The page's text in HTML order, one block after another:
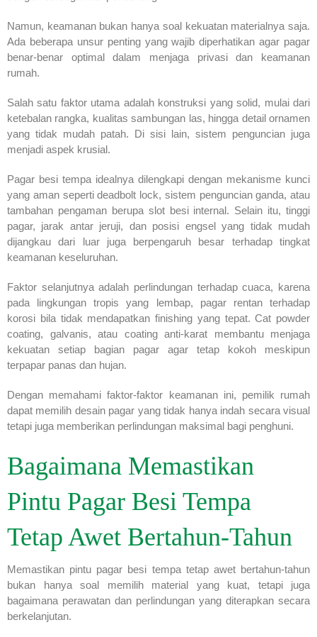
Namun, keamanan bukan hanya soal kekuatan materialnya saja.
Ada beberapa unsur penting yang wajib diperhatikan agar pagar
benar-benar optimal dalam menjaga privasi dan keamanan
rumah.
Salah satu faktor utama adalah konstruksi yang solid, mulai dari
ketebalan rangka, kualitas sambungan las, hingga detail ornamen
yang tidak mudah patah. Di sisi lain, sistem penguncian juga
menjadi aspek krusial.
Pagar besi tempa idealnya dilengkapi dengan mekanisme kunci
yang aman seperti deadbolt lock, sistem penguncian ganda, atau
tambahan pengaman berupa slot besi internal. Selain itu, tinggi
pagar, jarak antar jeruji, dan posisi engsel yang tidak mudah
dijangkau dari luar juga berpengaruh besar terhadap tingkat
keamanan keseluruhan.
Faktor selanjutnya adalah perlindungan terhadap cuaca, karena
pada lingkungan tropis yang lembap, pagar rentan terhadap
korosi bila tidak mendapatkan finishing yang tepat. Cat powder
coating, galvanis, atau coating anti-karat membantu menjaga
kekuatan setiap bagian pagar agar tetap kokoh meskipun
terpapar panas dan hujan.
Dengan memahami faktor-faktor keamanan ini, pemilik rumah
dapat memilih desain pagar yang tidak hanya indah secara visual
tetapi juga memberikan perlindungan maksimal bagi penghuni.
Bagaimana Memastikan
Pintu Pagar Besi Tempa
Tetap Awet Bertahun-Tahun
Memastikan pintu pagar besi tempa tetap awet bertahun-tahun
bukan hanya soal memilih material yang kuat, tetapi juga
bagaimana perawatan dan perlindungan yang diterapkan secara
berkelanjutan.